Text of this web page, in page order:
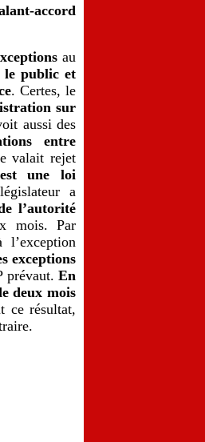
accord
au
le public et
. Certes, le
sur
aussi des
entre
valait rejet
une loi
a
l’autorité
mois. Par
l’exception
exceptions
prévaut. En
deux mois
ce résultat,